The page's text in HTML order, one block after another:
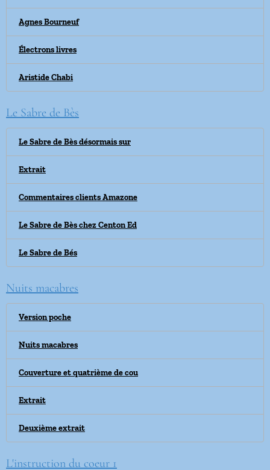
Agnes Bourneuf
Électrons livres
Aristide Chabi
Le Sabre de Bès
Le Sabre de Bès désormais sur
Extrait
Commentaires clients Amazone
Le Sabre de Bès chez Centon Ed
Le Sabre de Bés
Nuits macabres
Version poche
Nuits macabres
Couverture et quatrième de cou
Extrait
Deuxième extrait
L'instruction du coeur 1